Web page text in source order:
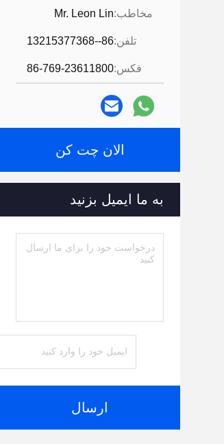
مخاطب:Mr. Leon Lin
تلفن:86--13215377368
فکس:86-769-23611800
الان چت کن
به ما ایمیل بزنید
ارسال